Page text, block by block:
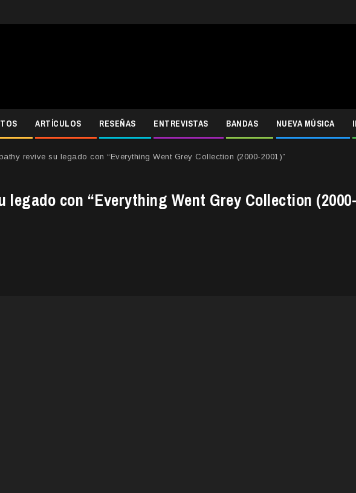
ARTÍCULOS RESEÑAS ENTREVISTAS BANDAS NUEVA MÚSICA
revive su legado con “Everything Went Grey Collection (2000-2001)”
legado con “Everything Went Grey Collection